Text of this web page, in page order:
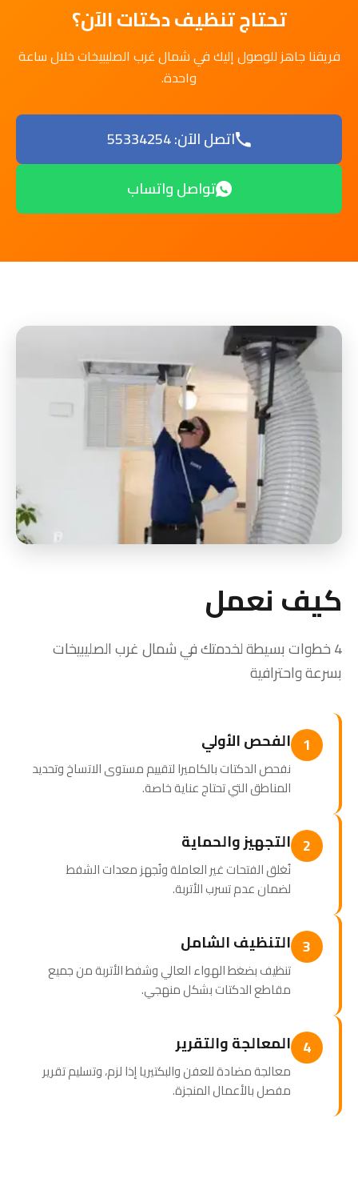
تحتاج تنظيف دكتات الآن؟
فريقنا جاهز للوصول إليك في شمال غرب الصليبيخات خلال ساعة
واحدة.
اتصل الآن: 55334254
تواصل واتساب
كيف نعمل
4 خطوات بسيطة لخدمتك في شمال غرب الصليبيخات
بسرعة واحترافية
1 الفحص الأولي
نفحص الدكتات بالكاميرا لتقييم مستوى الاتساخ وتحديد
المناطق التي تحتاج عناية خاصة.
2 التجهيز والحماية
نُغلق الفتحات غير العاملة ونُجهز معدات الشفط
لضمان عدم تسرب الأتربة.
3 التنظيف الشامل
تنظيف بضغط الهواء العالي وشفط الأتربة من جميع
مقاطع الدكتات بشكل منهجي.
4 المعالجة والتقرير
معالجة مضادة للعفن والبكتيريا إذا لزم، وتسليم تقرير
مفصل بالأعمال المنجزة.